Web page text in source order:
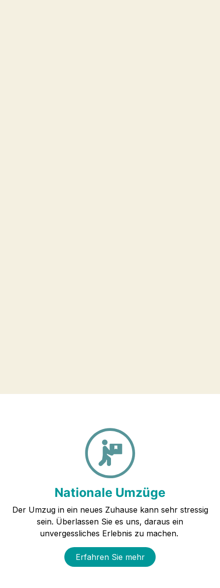
Nationale Umzüge
Der Umzug in ein neues Zuhause kann sehr stressig
sein. Überlassen Sie es uns, daraus ein
unvergessliches Erlebnis zu machen.
Erfahren Sie mehr​